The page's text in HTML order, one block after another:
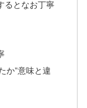
るとなお丁寧
か”意味と違